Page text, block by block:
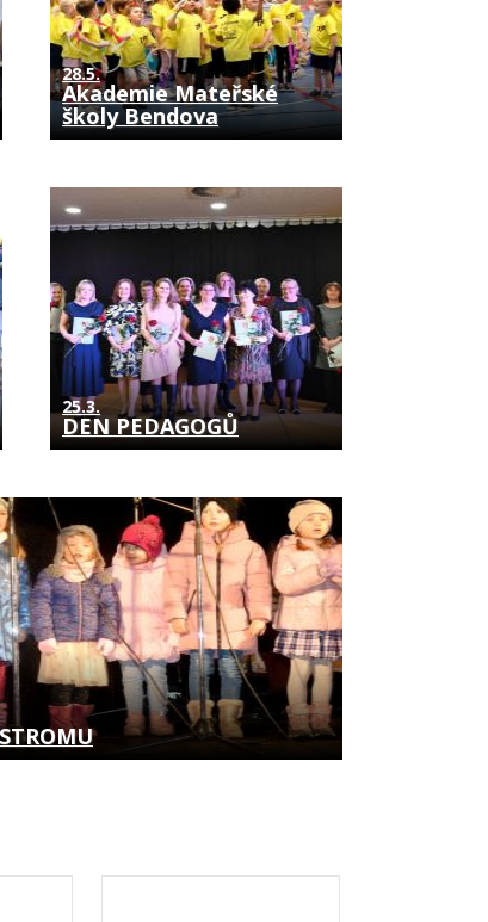
28.5.
Akademie Mateřské
školy Bendova
25.3.
DEN PEDAGOGŮ